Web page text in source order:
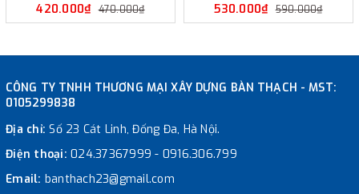
420.000₫ 470.000₫ 530.000₫ 590.000₫
CÔNG TY TNHH THƯƠNG MẠI XÂY DỰNG BÀN THẠCH - MST:
0105299838
Địa chỉ:Số 23 Cát Linh, Đống Đa, Hà Nội.
Điện thoại: 024.37367999 - 0916.306.799
Email: banthach23@gmail.com